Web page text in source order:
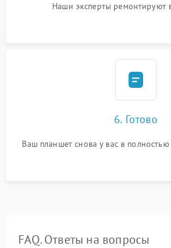
Наши эксперты ремонтируют
6. Готово
Ваш планшет снова у вас в
FAQ. Ответы на вопросы